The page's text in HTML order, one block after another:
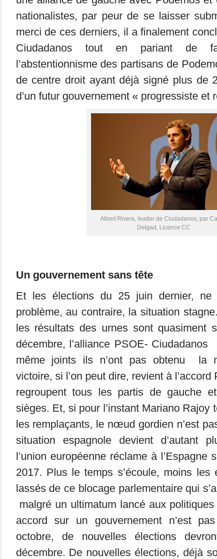
nationalistes, par peur de se laisser
merci de ces derniers, il a finalement
Ciudadanos tout en pariant de
l’abstentionnisme des partisans de
de centre droit ayant déjà signé plus de
d’un futur gouvernement « progressiste et
Albert Rivera, leader de Ciudadanos, par
Delgad, Licence CC
Un gouvernement sans tête
Et les élections du 25 juin dernier,
problème, au contraire, la situation
les résultats des urnes sont quasiment
décembre, l’alliance PSOE-
même joints ils n’ont pas obtenu la
victoire, si l’on peut dire, revient à
regroupent tous les partis de gauche
sièges. Et, si pour l’instant Mariano Rajoy
les remplaçants, le nœud gordien n’est
situation espagnole devient d’autant
l’union européenne réclame à l’Espagne
2017. Plus le temps s’écoule, moins les
lassés de ce blocage parlementaire qui
malgré un ultimatum lancé aux
accord sur un gouvernement n’est
octobre, de nouvelles élections
décembre. De nouvelles élections, déjà